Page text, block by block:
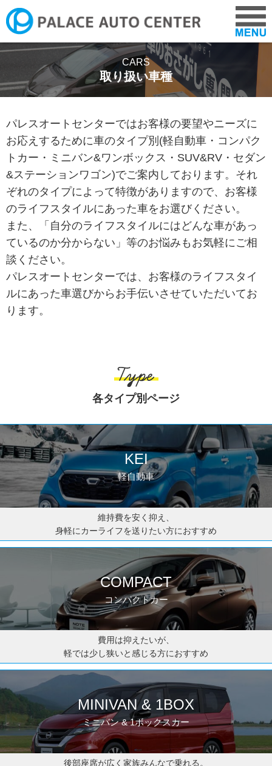
COMPANY
NEWS
ADVICE
VOICE
CONTACT
CARS
取り扱い車種
パレスオートセンターではお客様の要望やニーズに
お応えするために車のタイプ別(軽自動車・コンパク
トカー・ミニバン&ワンボックス・SUV&RV・セダン
&ステーションワゴン)でご案内しております。それ
ぞれのタイプによって特徴がありますので、お客様
のライフスタイルにあった車をお選びください。
また、「自分のライフスタイルにはどんな車があっ
ているのか分からない」等のお悩みもお気軽にご相
談ください。
パレスオートセンターでは、お客様のライフスタイ
ルにあった車選びからお手伝いさせていただいてお
ります。
各タイプ別ページ
KEI
軽自動車
維持費を安く抑え、
身軽にカーライフを送りたい方におすすめ
COMPACT
コンパクトカー
費用は抑えたいが、
軽では少し狭いと感じる方におすすめ
MINIVAN & 1BOX
ミニバン & 1ボックスカー
後部座席が広く家族みんなで乗れる。